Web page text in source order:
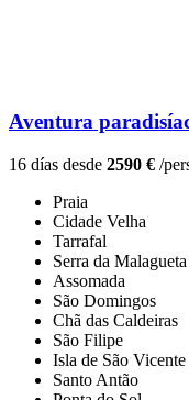
Aventura
16 días desde 2590 € /
Praia
Cidade Velha
Tarrafal
Serra da Malagueta
Assomada
São Domingos
Chã das Caldeiras
São Filipe
Isla de São Vicente
Santo Antão